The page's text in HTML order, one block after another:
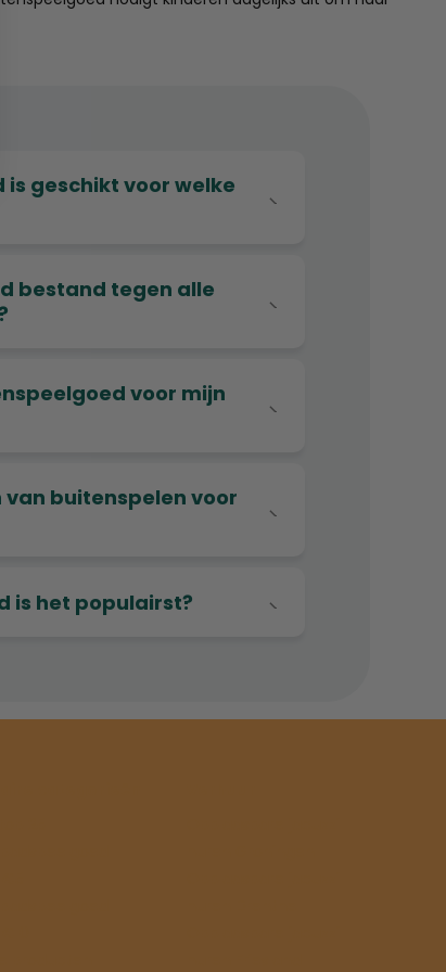
is geschikt voor welke
bestand tegen alle
voor mijn
van buitenspelen voor
is het populairst?